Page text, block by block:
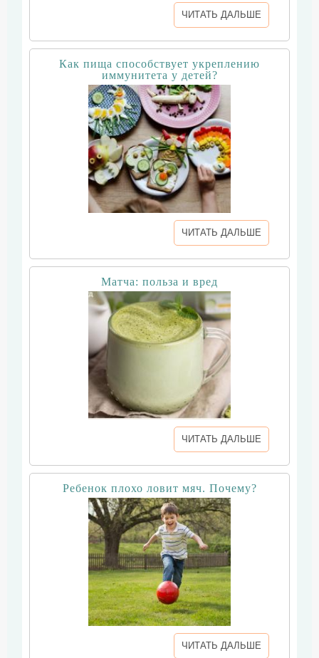
ЧИТАТЬ ДАЛЬШЕ
Как пища способствует укреплению
иммунитета у детей?
ЧИТАТЬ ДАЛЬШЕ
Матча: польза и вред
ЧИТАТЬ ДАЛЬШЕ
Ребенок плохо ловит мяч. Почему?
ЧИТАТЬ ДАЛЬШЕ